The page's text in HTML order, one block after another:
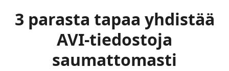
3 parasta tapaa yhdistää
AVI-tiedostoja
saumattomasti